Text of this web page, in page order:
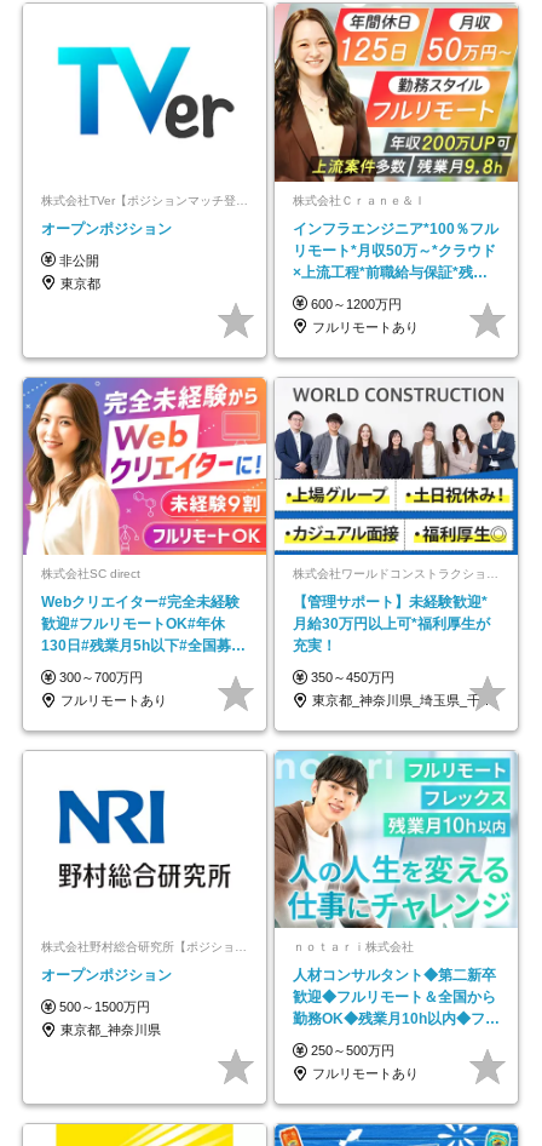
株式会社TVer【ポジションマッチ登録】
オープンポジション
非公開
東京都
株式会社Ｃｒａｎｅ＆Ｉ
インフラエンジニア*100％フル
リモート*月収50万～*クラウド
×上流工程*前職給与保証*残業
月9.8h
600～1200万円
フルリモートあり
株式会社SC direct
Webクリエイター#完全未経験
歓迎#フルリモートOK#年休
130日#残業月5h以下#全国募集
#最大1年の研修
300～700万円
フルリモートあり
【管理サポート】未経験歓迎*
月給30万円以上可*福利厚生が
充実！
350～450万円
東京都_神奈川県_埼玉県_千葉県_大阪府…
株式会社野村総合研究所【ポジションマッチ登録】
オープンポジション
500～1500万円
東京都_神奈川県
ｎｏｔａｒｉ株式会社
人材コンサルタント◆第二新卒
歓迎◆フルリモート＆全国から
勤務OK◆残業月10h以内◆フレ
ックス制
250～500万円
フルリモートあり